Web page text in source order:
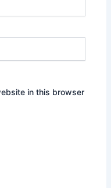
in this browser